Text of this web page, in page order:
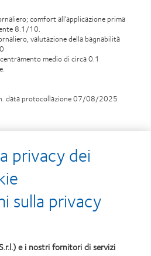
comfort all'applicazione prima
8.1/10.
valutazione della bagnabilità
medio di circa 0.1
data protocollazione 07/08/2025
contatto
privacy dei
sulla privacy
e i nostri fornitori di servizi